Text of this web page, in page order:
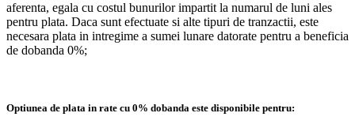
aferenta, egala cu costul bunurilor impartit la numarul de luni ales
pentru plata. Daca sunt efectuate si alte tipuri de tranzactii, este
necesara plata in intregime a sumei lunare datorate pentru a beneficia
de dobanda 0%;
Optiunea de plata in rate cu 0% dobanda este disponibile pentru: